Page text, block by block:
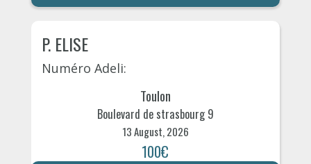
P. ELISE
Numéro Adeli:
Toulon
Boulevard de strasbourg 9
13 August, 2026
100€